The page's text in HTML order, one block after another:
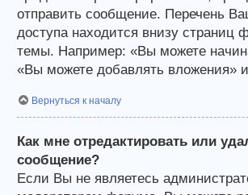
отправить сообщение. Перечень
доступа находится внизу страниц
темы. Например: «Вы можете
«Вы можете добавлять вложения»
Вернуться к началу
Как мне отредактировать или
сообщение?
Если Вы не являетесь